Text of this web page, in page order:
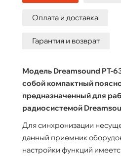
Оплата и доставка
Гарантия и возврат
Модель Dreamsound PT-
собой компактный
предназначенный для
радиосистемой
Для синхронизации
данный приемник
настройки функций